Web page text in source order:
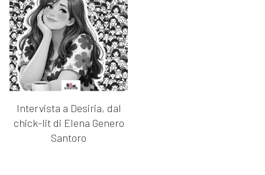
Intervista a Desiria, dal
chick-lit di Elena Genero
Santoro